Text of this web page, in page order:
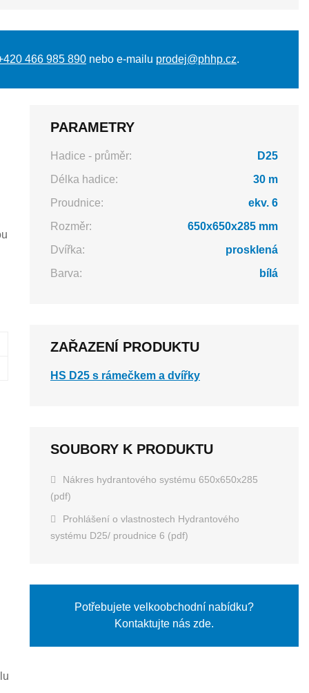
466 985 890 nebo e-mailu prodej@phhp.cz.
PARAMETRY
Hadice - průměr:
D25
Délka hadice:
30 m
Proudnice:
ekv. 6
Rozměr:
650x650x285 mm
Dvířka:
prosklená
Barva:
bílá
ZAŘAZENÍ PRODUKTU
HS D25 s rámečkem a dvířky
SOUBORY K PRODUKTU
Nákres hydrantového systému 650x650x285
(pdf)
Prohlášení o vlastnostech Hydrantového
systému D25/ proudnice 6 (pdf)
Potřebujete velkoobchodní nabídku?
Kontaktujte nás zde.